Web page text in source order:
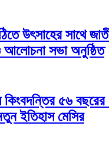
উৎসাহের সাথে
আলোচনা সভা অনুষ্ঠিত
কিংবদন্তির ৫৬ বছরের
ইতিহাস মেসির